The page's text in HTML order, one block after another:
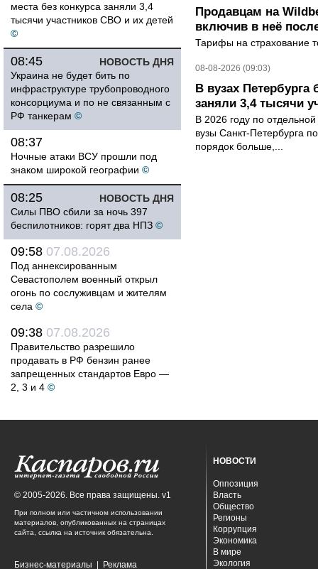
места без конкурса заняли 3,4
тысячи участников СВО и их детей
©
НОВОСТЬ ДНЯ
08:45
Украина не будет бить по
инфраструктуре трубопроводного
консорциума и по не связанным с
РФ танкерам ©
08:37
Ночные атаки ВСУ прошли под
знаком широкой географии ©
НОВОСТЬ ДНЯ
08:25
Силы ПВО сбили за ночь 397
беспилотников: горят два НПЗ ©
09:58 07.08.2026
Под аннексированным
Севастополем военный открыл
огонь по сослуживцам и жителям
села ©
09:38 07.08.2026
Правительство разрешило
продавать в РФ бензин ранее
запрещенных стандартов Евро —
2, 3 и 4 ©
Продавцам на
включив в неё
Тарифы на страхование
08-08-2026 (09:03)
В вузах
заняли 3,4 тысячи
В 2026 году по
вузы Санкт-Петербурга
порядок больше,...
© 2005-2026. Все права защищены. v1
При полном или частичном использовании
материалов, опубликованных на страницах
сайта, ссылка на источник обязательна.
Бизнес-материалы Реклама
НОВОСТИ
Оппозиция
Власть
Общество
Регионы
Коррупция
Экономика
В мире
Экология